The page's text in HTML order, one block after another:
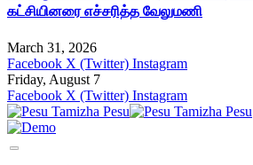
கட்சியினரை எச்சரித்த வேலுமணி
March 31, 2026
Facebook X (Twitter) Instagram
Friday, August 7
Facebook X (Twitter) Instagram